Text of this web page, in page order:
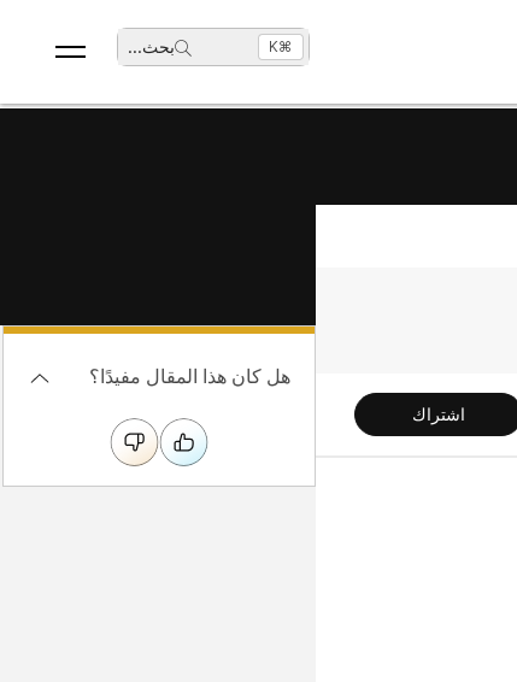
بحث... ⌘K
اشتراك
هل كان هذا المقال مفيدًا؟